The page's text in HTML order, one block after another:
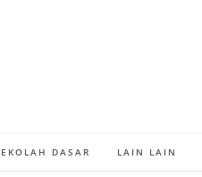
DASAR LAIN LAIN